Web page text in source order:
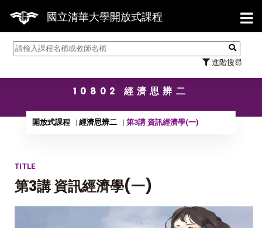
國立清華大學開放式課程
進階搜尋
【
10802 經濟思辨二
開放式課程 經濟思辨二 第3講 資訊經濟學(一)
TITLE
第3講 資訊經濟學(一)